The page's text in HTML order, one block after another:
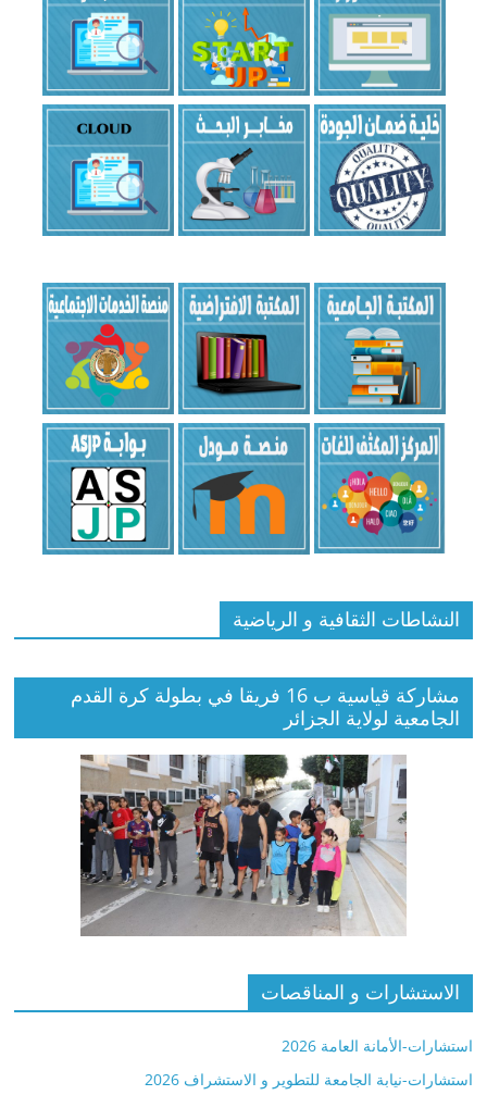
النشاطات الثقافية و الرياضية
مشاركة قياسية ب 16 فريقا في بطولة كرة القدم
الجامعية لولاية الجزائر
الاستشارات و المناقصات
استشارات-الأمانة العامة 2026
استشارات-نيابة الجامعة للتطوير و الاستشراف 2026